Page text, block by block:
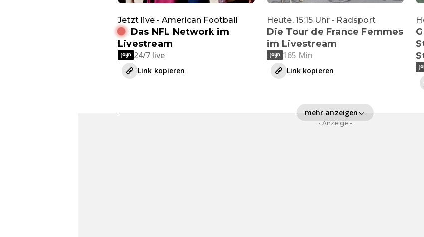
Jetzt live • American Football
Das NFL Network im
Livestream
24/7 live
Link kopieren
Heute, 15:15 Uhr • Radsport
Die Tour de France Femmes
im Livestream
165 Min
Link kopieren
mehr anzeigen
- Anzeige -